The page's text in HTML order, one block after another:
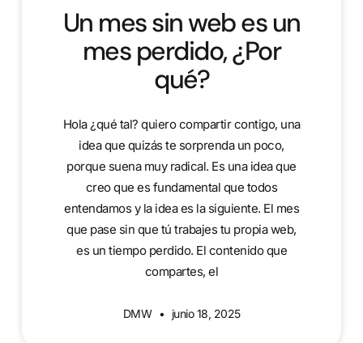
Un mes sin web es un
mes perdido, ¿Por
qué?
Hola ¿qué tal? quiero compartir contigo, una
idea que quizás te sorprenda un poco,
porque suena muy radical. Es una idea que
creo que es fundamental que todos
entendamos y la idea es la siguiente. El mes
que pase sin que tú trabajes tu propia web,
es un tiempo perdido. El contenido que
compartes, el
DMW junio 18, 2025